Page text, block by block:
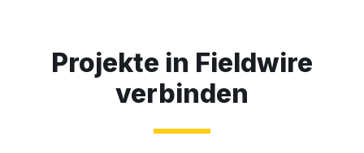
Projekte in Fieldwire
verbinden